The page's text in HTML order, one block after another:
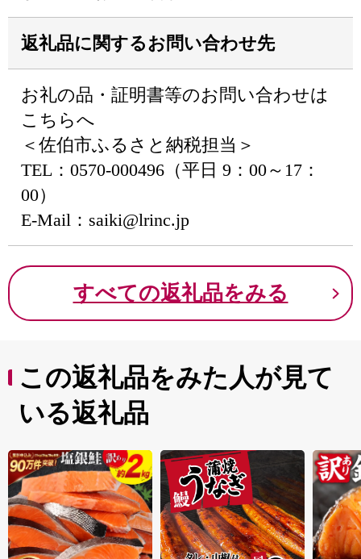
返礼品に関するお問い合わせ先
お礼の品・証明書等のお問い合わせは
こちらへ
＜佐伯市ふるさと納税担当＞
TEL：0570-000496（平日 9：00～17：
00）
E-Mail：saiki@lrinc.jp
すべての返礼品をみる
この返礼品をみた人が見て
いる返礼品